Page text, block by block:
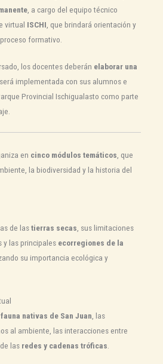
, a cargo del equipo técnico
virtual ISCHI , que brindará orientación y
formativo.
los docentes deberán elaborar una
será implementada con sus alumnos e
Provincial Ischigualasto como parte
en cinco módulos temáticos , que
la biodiversidad y la historia del
de lastierras secas , sus limitaciones
y las principales ecorregiones de la
su importancia ecológica y
nativas de San Juan , las
al ambiente, las interacciones entre
las redes y cadenas tróficas